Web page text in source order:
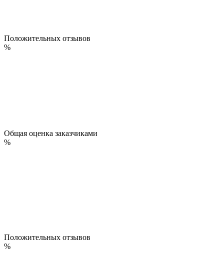
Положительных отзывов
%
Общая оценка заказчиками
%
Положительных отзывов
%